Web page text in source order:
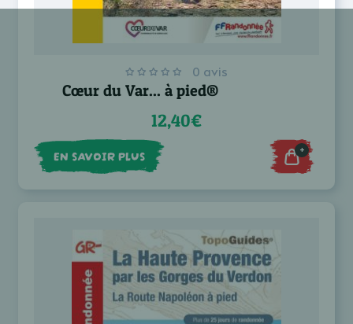
0 avis
Cœur du Var... à pied®
12,40€
EN SAVOIR PLUS +